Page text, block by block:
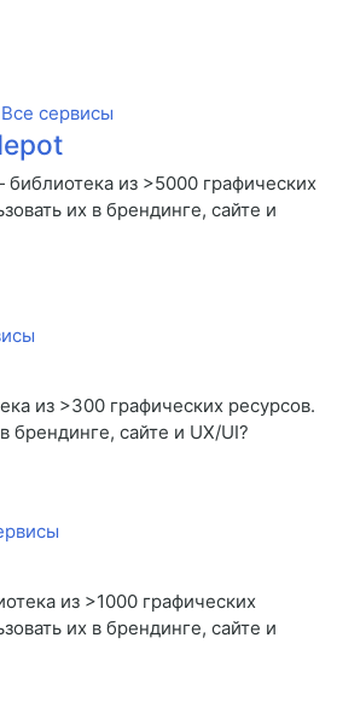
Все сервисы
из >5000 графических
их в брендинге, сайте и
из >300 графических ресурсов.
брендинге, сайте и UX/UI?
из >1000 графических
их в брендинге, сайте и